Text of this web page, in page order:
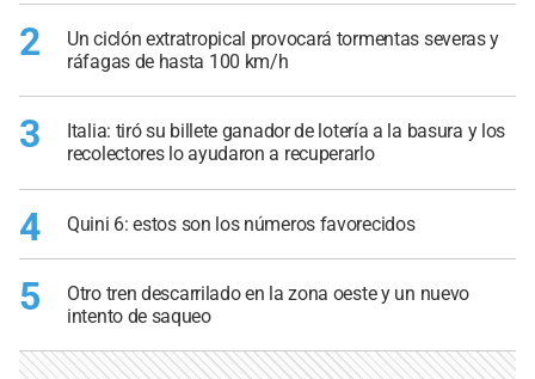
2
Un ciclón extratropical provocará tormentas severas y
ráfagas de hasta 100 km/h
3
Italia: tiró su billete ganador de lotería a la basura y los
recolectores lo ayudaron a recuperarlo
4 Quini 6: estos son los números favorecidos
5
Otro tren descarrilado en la zona oeste y un nuevo
intento de saqueo